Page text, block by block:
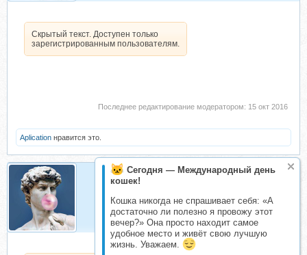
Сегодня — Международный день
кошек!
Кошка никогда не спрашивает себя: «А
достаточно ли полезно я провожу этот
вечер?» Она просто находит самое
удобное место и живёт свою лучшую
жизнь. Уважаем.
Скрытый текст. Доступен только
зарегистрированным пользователям.
Последнее редактирование модератором: 15 окт 2016
Aplication нравится это.
Партнёр